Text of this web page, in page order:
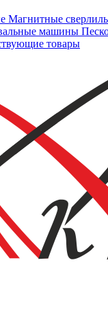
Магнитные
машины
товары